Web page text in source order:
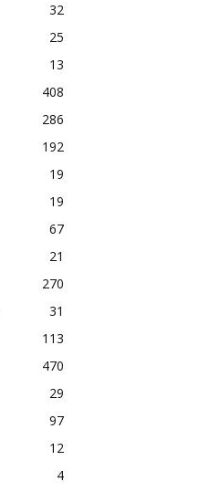
32
25
13
408
286
192
19
19
67
21
270
31
113
470
29
97
12
4